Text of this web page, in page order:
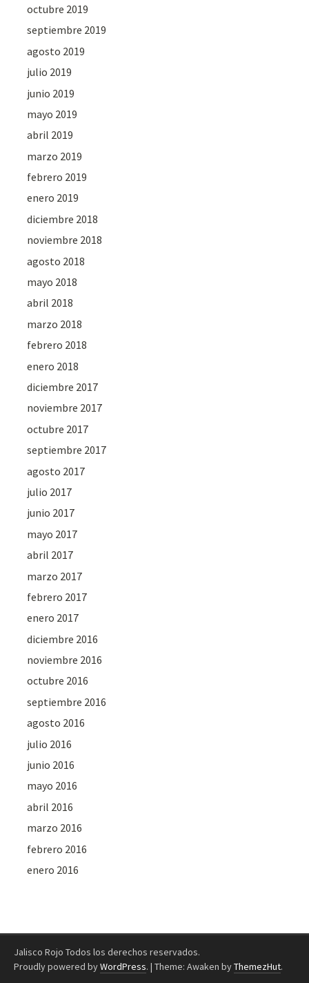
octubre 2019
septiembre 2019
agosto 2019
julio 2019
junio 2019
mayo 2019
abril 2019
marzo 2019
febrero 2019
enero 2019
diciembre 2018
noviembre 2018
agosto 2018
mayo 2018
abril 2018
marzo 2018
febrero 2018
enero 2018
diciembre 2017
noviembre 2017
octubre 2017
septiembre 2017
agosto 2017
julio 2017
junio 2017
mayo 2017
abril 2017
marzo 2017
febrero 2017
enero 2017
diciembre 2016
noviembre 2016
octubre 2016
septiembre 2016
agosto 2016
julio 2016
junio 2016
mayo 2016
abril 2016
marzo 2016
febrero 2016
enero 2016
Jalisco Rojo Todos los derechos reservados.
Proudly powered byWordPress. | Theme: Awaken byThemezHut.